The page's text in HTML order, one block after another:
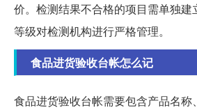
价。检测结果不合格的项目需单独
等级对检测机构进行严格管理。
食品进货验收台帐怎么记
食品进货验收台帐需要包含产品名